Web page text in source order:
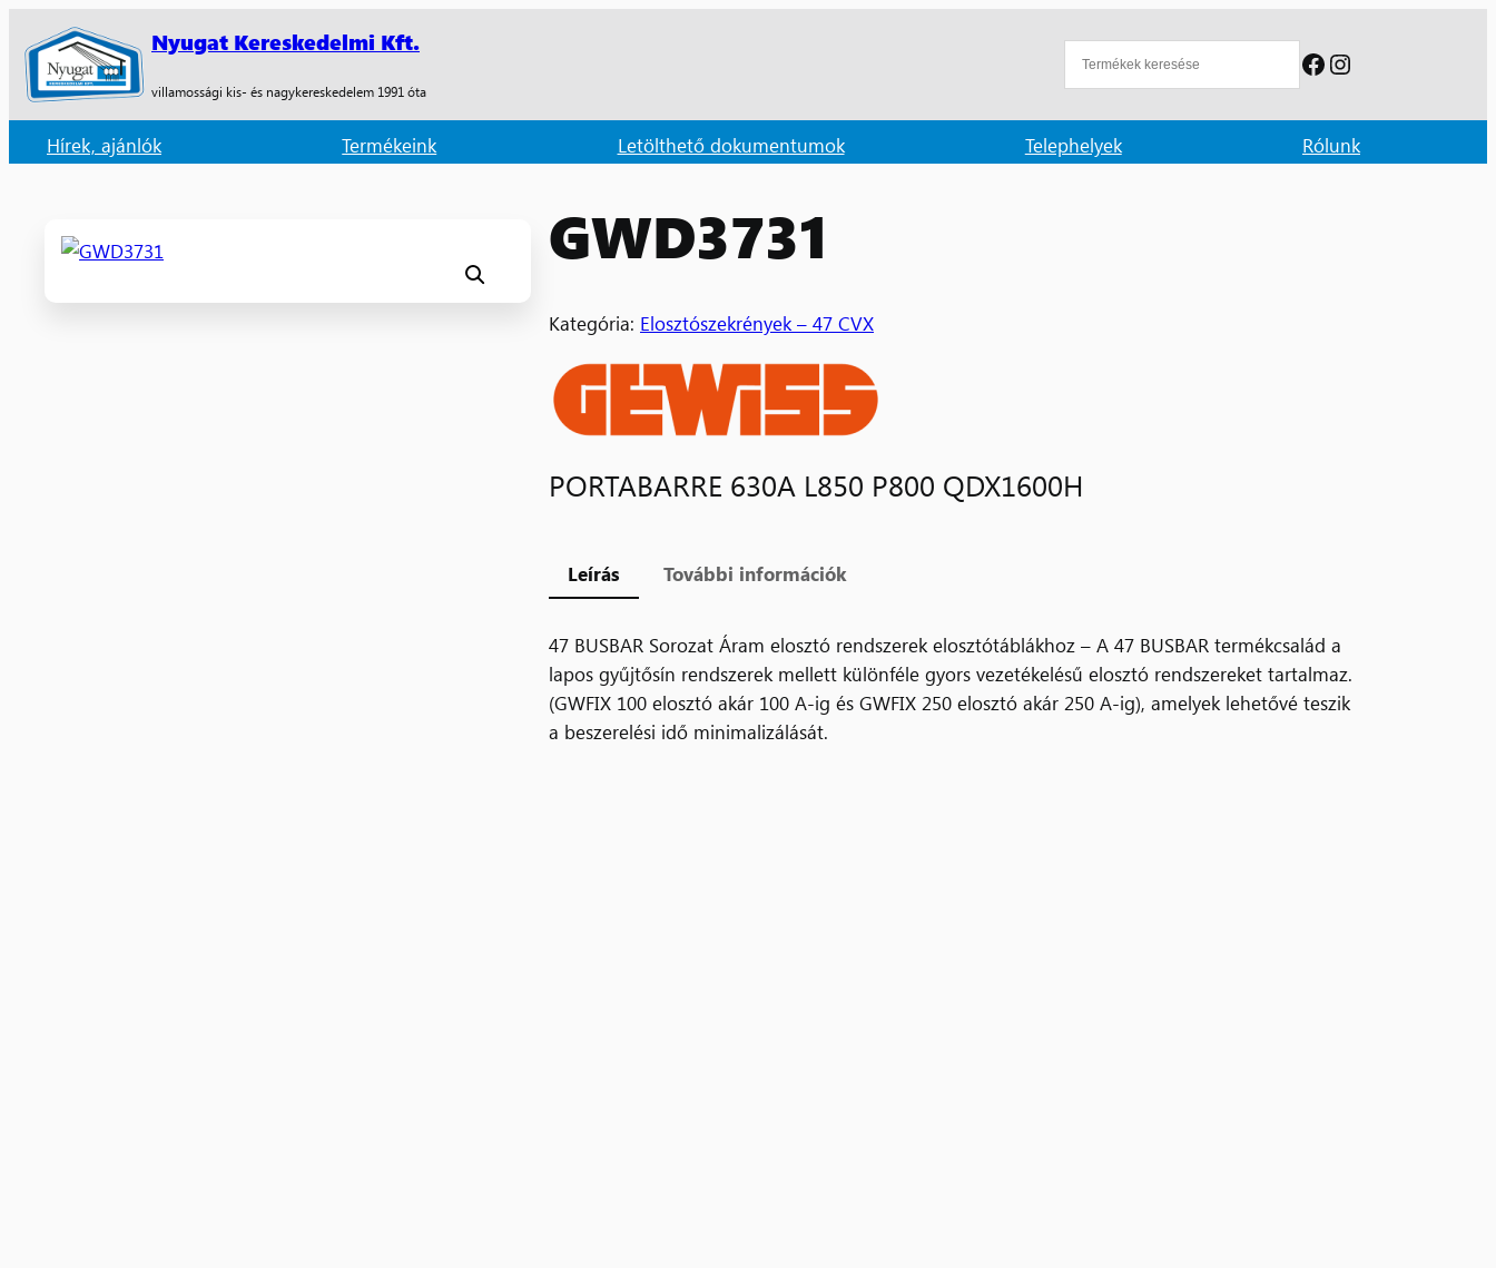
Nyugat Kereskedelmi Kft.
villamossági kis- és nagykereskedelem 1991 óta
Facebook
Instagram
Hírek, ajánlók Termékeink Letölthető dokumentumok Telephelyek Rólunk
GWD3731
Kategória: Elosztószekrények – 47 CVX
PORTABARRE 630A L850 P800 QDX1600H
Leírás További információk
47 BUSBAR Sorozat Áram elosztó rendszerek elosztótáblákhoz – A 47 BUSBAR termékcsalád a
lapos gyűjtősín rendszerek mellett különféle gyors vezetékelésű elosztó rendszereket tartalmaz.
(GWFIX 100 elosztó akár 100 A-ig és GWFIX 250 elosztó akár 250 A-ig), amelyek lehetővé teszik
a beszerelési idő minimalizálását.